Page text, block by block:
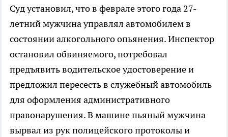
Суд установил, что в феврале этого года 27-
летний мужчина управлял автомобилем в
состоянии алкогольного опьянения. Инспектор
остановил обвиняемого, потребовал
предъявить водительское удостоверение и
предложил пересесть в служебный автомобиль
для оформления административного
правонарушения. В машине пьяный мужчина
вырвал из рук полицейского протоколы и